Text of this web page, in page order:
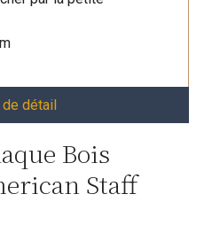
détail
Bois
Staff